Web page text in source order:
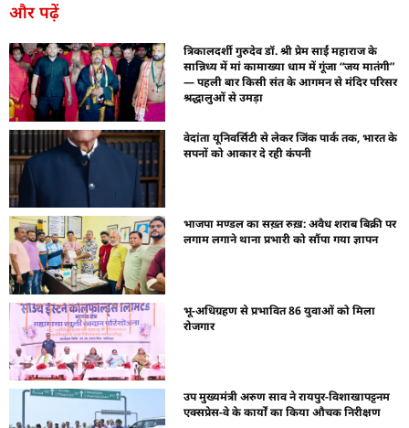
और पढ़ें
त्रिकालदर्शी गुरुदेव डॉ. श्री प्रेम साईं महाराज के
सान्निध्य में मां कामाख्या धाम में गूंजा “जय मातंगी”
— पहली बार किसी संत के आगमन से मंदिर परिसर
श्रद्धालुओं से उमड़ा
वेदांता यूनिवर्सिटी से लेकर जिंक पार्क तक, भारत के
सपनों को आकार दे रही कंपनी
भाजपा मण्डल का सख़्त रुख़: अवैध शराब बिक्री पर
लगाम लगाने थाना प्रभारी को सौंपा गया ज्ञापन
भू-अधिग्रहण से प्रभावित 86 युवाओं को मिला
रोजगार
उप मुख्यमंत्री अरुण साव ने रायपुर-विशाखापट्टनम
एक्सप्रेस-वे के कार्यों का किया औचक निरीक्षण